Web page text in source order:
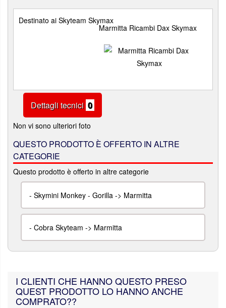
Destinato ai Skyteam Skymax
Marmitta Ricambi Dax Skymax
Dettagli tecnici 0
Non vi sono ulteriori foto
QUESTO PRODOTTO È OFFERTO IN ALTRE
CATEGORIE
Questo prodotto è offerto in altre categorie
- Skymini Monkey - Gorilla -> Marmitta
- Cobra Skyteam -> Marmitta
I CLIENTI CHE HANNO QUESTO PRESO
QUEST PRODOTTO LO HANNO ANCHE
COMPRATO??